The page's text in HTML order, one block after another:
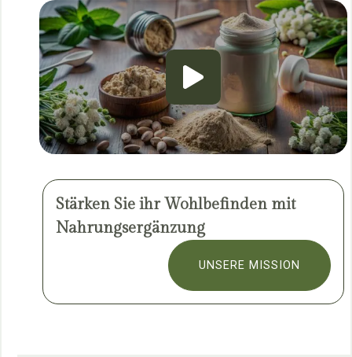
Stärken Sie ihr Wohlbefinden mit
Nahrungsergänzung
UNSERE MISSION